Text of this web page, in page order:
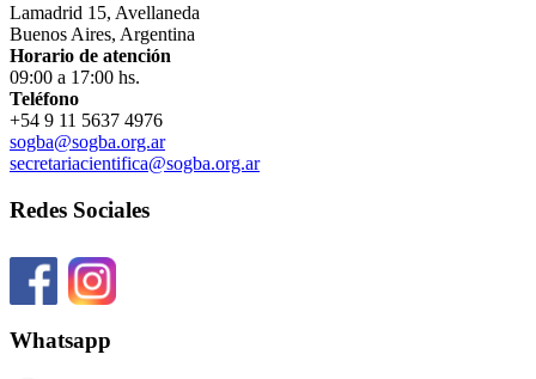
Lamadrid 15, Avellaneda
Buenos Aires, Argentina
Horario de atención
09:00 a 17:00 hs.
Teléfono
+54 9 11 5637 4976
sogba@sogba.org.ar
secretariacientifica@sogba.org.ar
Redes Sociales
Whatsapp